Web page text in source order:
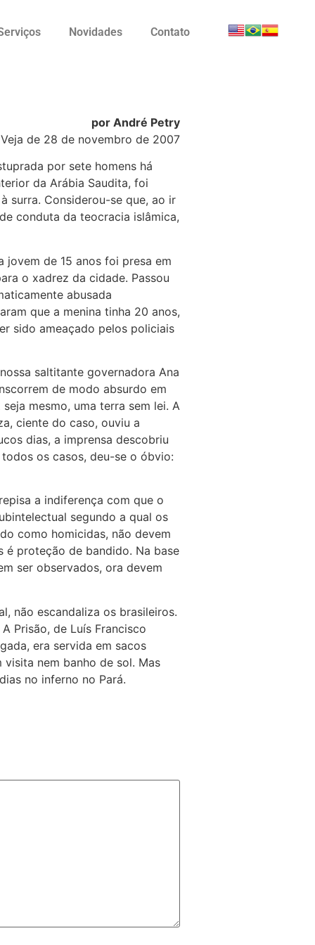
Novidades Contato
por André Petry
de 28 de novembro de 2007
por sete homens há
da Arábia Saudita, foi
surra. Considerou-se que, ao ir
conduta da teocracia islâmica,
jovem de 15 anos foi presa em
o xadrez da cidade. Passou
abusada
que a menina tinha 20 anos,
sido ameaçado pelos policiais
saltitante governadora Ana
de modo absurdo em
mesmo, uma terra sem lei. A
ciente do caso, ouviu a
dias, a imprensa descobriu
os casos, deu-se o óbvio:
a indiferença com que o
segundo a qual os
como homicidas, não devem
é proteção de bandido. Na base
ser observados, ora devem
não escandaliza os brasileiros.
Prisão, de Luís Francisco
era servida em sacos
nem banho de sol. Mas
no inferno no Pará.